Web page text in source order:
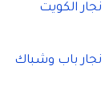
نجار الكويت
نجار باب وشباك